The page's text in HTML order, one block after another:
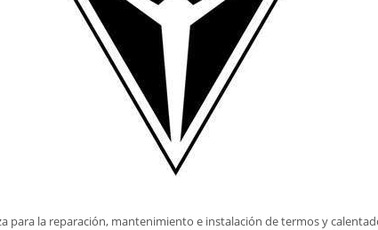
para la reparación, mantenimiento e instalación de termos y